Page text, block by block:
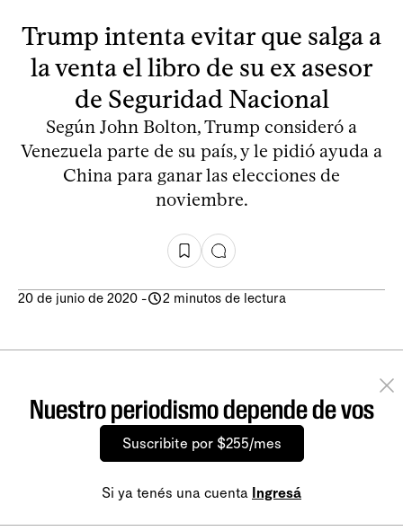
Trump intenta evitar que salga a
la venta el libro de su ex asesor
de Seguridad Nacional
Según John Bolton, Trump consideró a
Venezuela parte de su país, y le pidió ayuda a
China para ganar las elecciones de
noviembre.
20 de junio de 2020 - 2 minutos de lectura
Nuestro periodismo depende de vos
Suscribite por $255/mes
Si ya tenés una cuenta Ingresá